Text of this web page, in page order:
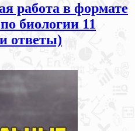
работа в формате
биологии 11
ответы)